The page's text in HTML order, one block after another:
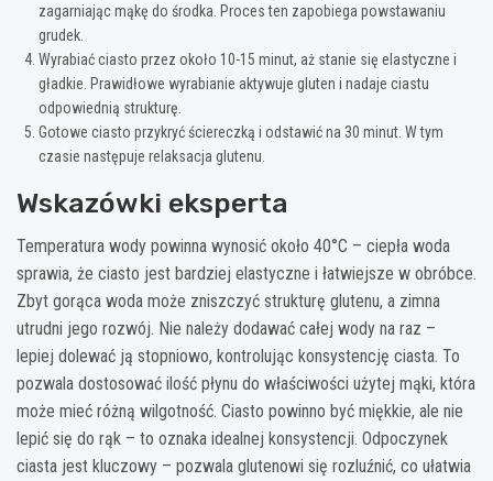
zagarniając mąkę do środka. Proces ten zapobiega powstawaniu
grudek.
Wyrabiać ciasto przez około 10-15 minut, aż stanie się elastyczne i
gładkie. Prawidłowe wyrabianie aktywuje gluten i nadaje ciastu
odpowiednią strukturę.
Gotowe ciasto przykryć ściereczką i odstawić na 30 minut. W tym
czasie następuje relaksacja glutenu.
Wskazówki eksperta
Temperatura wody powinna wynosić około 40°C – ciepła woda
sprawia, że ciasto jest bardziej elastyczne i łatwiejsze w obróbce.
Zbyt gorąca woda może zniszczyć strukturę glutenu, a zimna
utrudni jego rozwój. Nie należy dodawać całej wody na raz –
lepiej dolewać ją stopniowo, kontrolując konsystencję ciasta. To
pozwala dostosować ilość płynu do właściwości użytej mąki, która
może mieć różną wilgotność. Ciasto powinno być miękkie, ale nie
lepić się do rąk – to oznaka idealnej konsystencji. Odpoczynek
ciasta jest kluczowy – pozwala glutenowi się rozluźnić, co ułatwia